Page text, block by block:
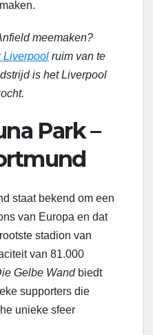
meemaken?
Liverpool ruim van te
is het Liverpool
Park –
staat bekend om een
van Europa en dat
stadion van
van 81.000
Gelbe Wand biedt
supporters die
unieke sfeer